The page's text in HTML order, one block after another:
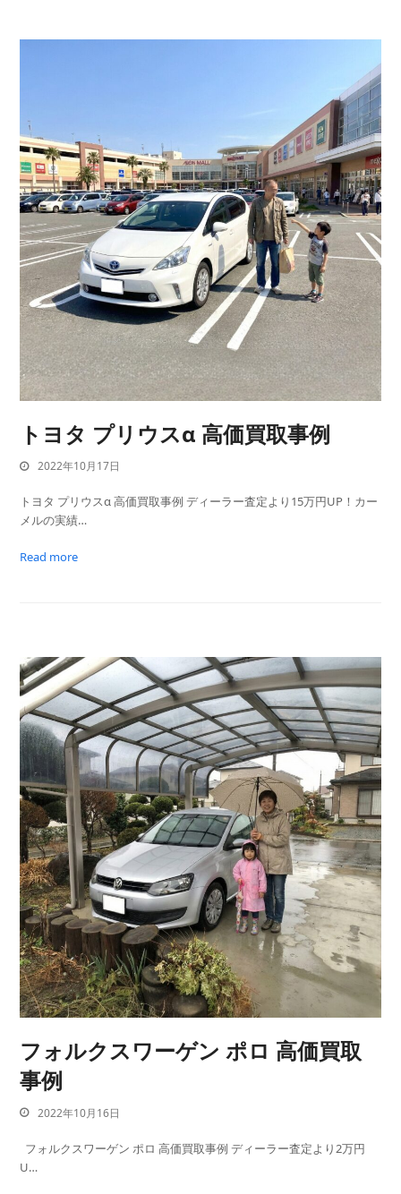
トヨタ プリウスα 高価買取事例
2022年10月17日
トヨタ プリウスα 高価買取事例 ディーラー査定より15万円UP！カー
メルの実績…
Read more
フォルクスワーゲン ポロ 高価買取
事例
2022年10月16日
フォルクスワーゲン ポロ 高価買取事例 ディーラー査定より2万円
U…